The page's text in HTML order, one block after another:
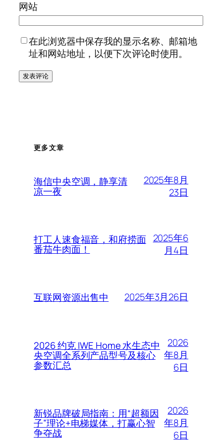
网站
在此浏览器中保存我的显示名称、邮箱地
址和网站地址，以便下次评论时使用。
更多文章
海信中央空调，静享清
凉一夜
2025年8月
23日
打工人速食福音，和府捞面
番茄牛肉面！
2025年6
月4日
互联网资源出售中 2025年3月26日
2026 约克 IWE Home 水生态中
央空调全系列产品型号及核心
参数汇总
2026
年8月
6日
新锐品牌破局指南：用“超额因
子”理论+电梯媒体，打赢心智
争夺战
2026
年8月
6日